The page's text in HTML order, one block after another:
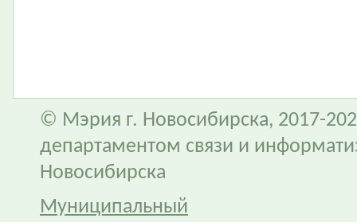
© Мэрия г. Новосибирска, 2017-
департаментом связи и
Новосибирска
Муниципальный